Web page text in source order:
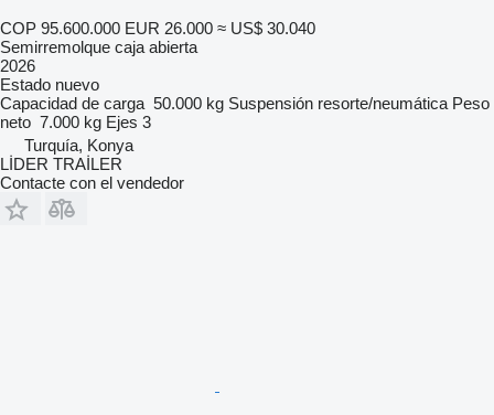
COP 95.600.000 EUR 26.000 ≈ US$ 30.040
Semirremolque caja abierta
2026
Estado nuevo
Capacidad de carga 50.000 kg Suspensión resorte/neumática Peso
neto 7.000 kg Ejes 3
Turquía, Konya
LİDER TRAİLER
Contacte con el vendedor